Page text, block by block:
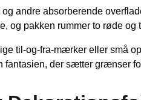
andre absorberende
og pakken rummer to røde
til-og-fra-mærker eller små
fantasien, der sætter grænser